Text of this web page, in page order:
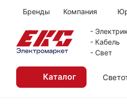
Бренды Компания
-
- Кабель
- Свет
Каталог